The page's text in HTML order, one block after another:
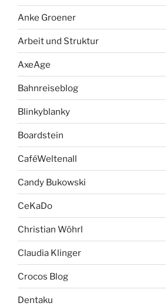
Anke Groener
Arbeit und Struktur
AxeAge
Bahnreiseblog
Blinkyblanky
Boardstein
CaféWeltenall
Candy Bukowski
CeKaDo
Christian Wöhrl
Claudia Klinger
Crocos Blog
Dentaku